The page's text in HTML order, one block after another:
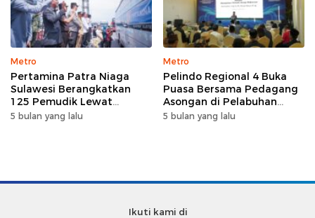
Metro
Pertamina Patra Niaga
Sulawesi Berangkatkan
125 Pemudik Lewat
Program Mudik Gratis
5 bulan yang lalu
Metro
Pelindo Regional 4 Buka
Puasa Bersama Pedagang
Asongan di Pelabuhan
Makassar, Perkuat
5 bulan yang lalu
Ikuti kami di